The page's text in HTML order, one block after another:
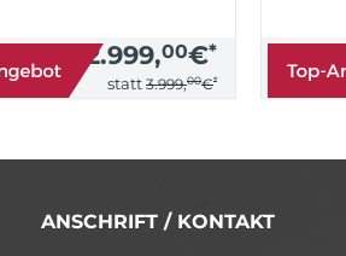
2.999,00€*
statt 3.999,00€*
ANSCHRIFT / KONTAKT